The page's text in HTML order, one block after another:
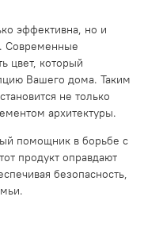
эффективна, но и
Современные
цвет, который
Вашего дома. Таким
не только
архитектуры.
помощник в борьбе с
продукт оправдают
безопасность,